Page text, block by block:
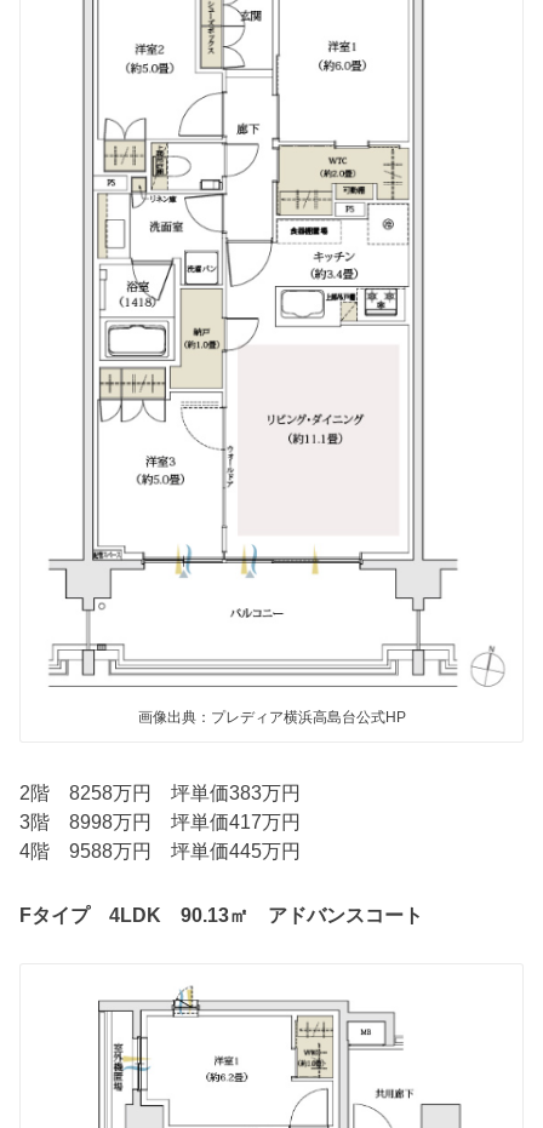
画像出典：プレディア横浜高島台公式HP
2階 8258万円 坪単価383万円
3階 8998万円 坪単価417万円
4階 9588万円 坪単価445万円
Fタイプ 4LDK 90.13㎡ アドバンスコート